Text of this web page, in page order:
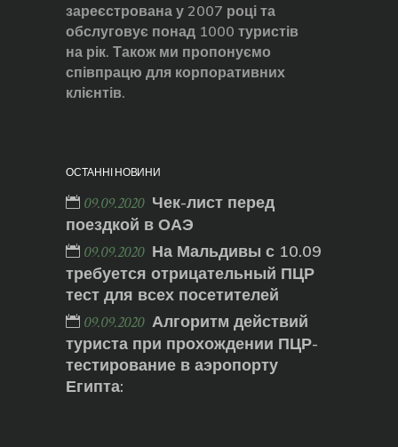
зареєстрована у 2007 році та
обслуговує понад 1000 туристів
на рік. Також ми пропонуємо
співпрацю для корпоративних
клієнтів.
ОСТАННІ НОВИНИ
09.09.2020 Чек-лист перед
поездкой в ОАЭ
09.09.2020 На Мальдивы с 10.09
требуется отрицательный ПЦР
тест для всех посетителей
09.09.2020 Алгоритм действий
туриста при прохождении ПЦР-
тестирование в аэропорту
Египта: